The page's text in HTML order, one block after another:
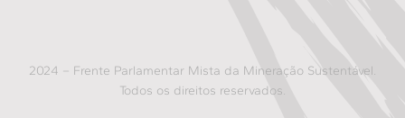
2024 – Frente Parlamentar Mista da Mineração Sustentável.
Todos os direitos reservados.